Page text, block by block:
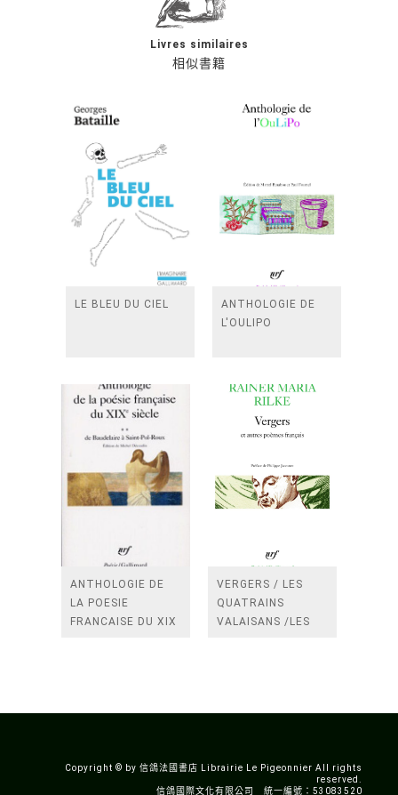
相似書籍
Livres similaires
LE BLEU DU CIEL
ANTHOLOGIE DE
L'OULIPO
ANTHOLOGIE DE
LA POESIE
FRANCAISE DU XIX
VERGERS / LES
QUATRAINS
VALAISANS /LES
Copyright © by 信鴿法國書店 Librairie Le Pigeonnier All rights
reserved.
信鴿國際文化有限公司 統一編號：53083520